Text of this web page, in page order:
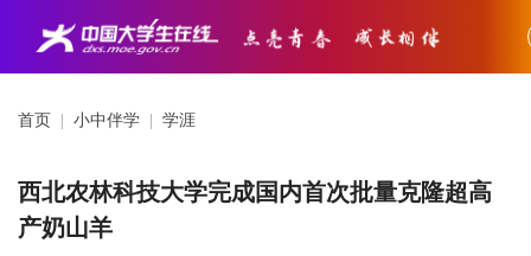
首页 小中伴学 学涯
西北农林科技大学完成国内首次批量克隆超高
产奶山羊